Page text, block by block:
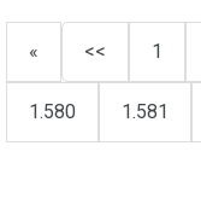
« << 1
1.580 1.581